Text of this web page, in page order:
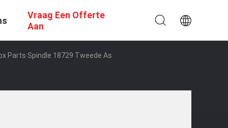
Vraag Een Offerte
Aan
Parts Spindle 18729 Tweede As